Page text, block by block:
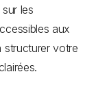
les
aux
structurer votre